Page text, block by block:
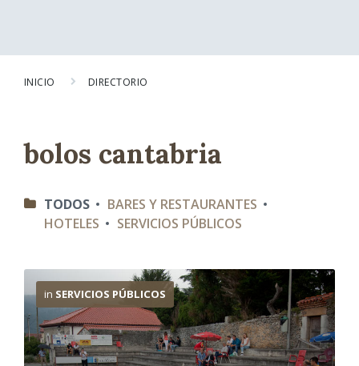
INICIO DIRECTORIO
bolos cantabria
C
A
S
TODOS
BARES Y RESTAURANTES
HOTELES
SERVICIOS PÚBLICOS
in SERVICIOS PÚBLICOS
M
s
i
n
f
o